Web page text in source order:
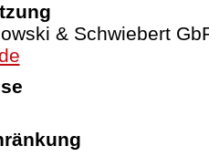
& Schwiebert